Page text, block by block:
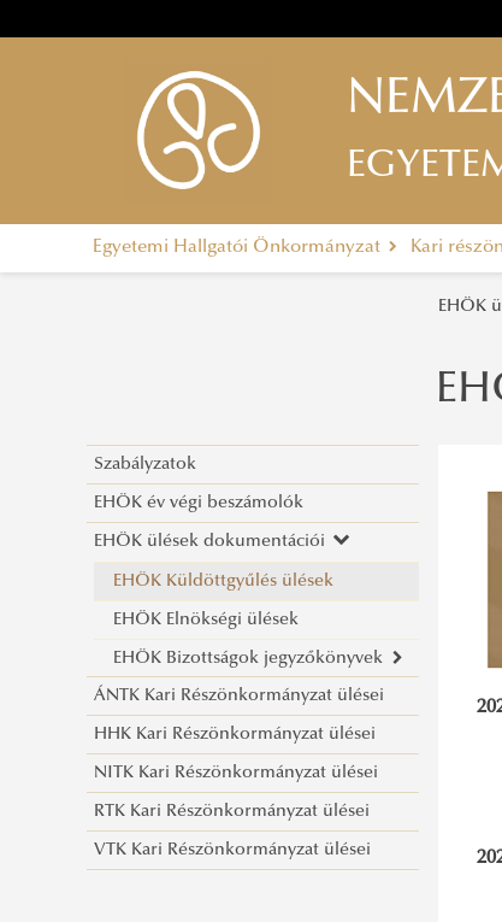
Egyetemi Hallgatói Önkormányzat Kari
EHÖK
Szabályzatok
EHÖK év végi beszámolók
EHÖK ülések dokumentációi
EHÖK Küldöttgyűlés ülések
EHÖK Elnökségi ülések
EHÖK Bizottságok jegyzőkönyvek
EHÖK Egyetemi Kollégiumi
Bizottság
EHÖK Nemzetközi Bizottság
EHÖK Diákjóléti Bizottság
EHÖK Ösztöndíjbíráló Bizottság
ÁNTK Kari Részönkormányzat ülései
HHK Kari Részönkormányzat ülései
NITK Kari Részönkormányzat ülései
RTK Kari Részönkormányzat ülései
VTK Kari Részönkormányzat ülései